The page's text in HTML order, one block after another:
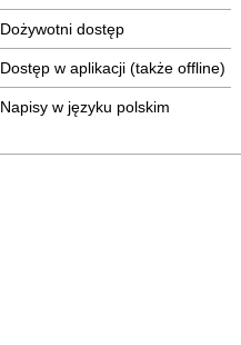
Dożywotni dostęp
Dostęp w aplikacji (także offline)
Napisy w języku polskim